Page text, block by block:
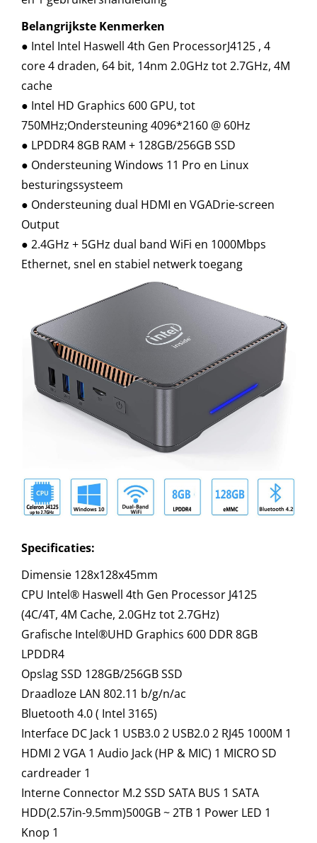
Belangrijkste Kenmerken
● Intel Intel Haswell 4th Gen ProcessorJ4125 , 4
core 4 draden, 64 bit, 14nm 2.0GHz tot 2.7GHz, 4M
cache
● Intel HD Graphics 600 GPU, tot
750MHz;Ondersteuning 4096*2160 @ 60Hz
● LPDDR4 8GB RAM + 128GB/256GB SSD
● Ondersteuning Windows 11 Pro en Linux
besturingssysteem
● Ondersteuning dual HDMI en VGADrie-screen
Output
● 2.4GHz + 5GHz dual band WiFi en 1000Mbps
Ethernet, snel en stabiel netwerk toegang
Specificaties:
Dimensie 128x128x45mm
CPU Intel® Haswell 4th Gen Processor J4125
(4C/4T, 4M Cache, 2.0GHz tot 2.7GHz)
Grafische Intel®UHD Graphics 600 DDR 8GB
LPDDR4
Opslag SSD 128GB/256GB SSD
Draadloze LAN 802.11 b/g/n/ac
Bluetooth 4.0 ( Intel 3165)
Interface DC Jack 1 USB3.0 2 USB2.0 2 RJ45 1000M 1
HDMI 2 VGA 1 Audio Jack (HP & MIC) 1 MICRO SD
cardreader 1
Interne Connector M.2 SSD SATA BUS 1 SATA
HDD(2.57in-9.5mm)500GB ~ 2TB 1 Power LED 1
Knop 1